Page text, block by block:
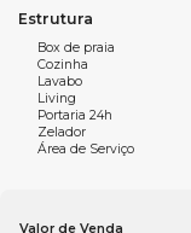
Piscina;
Sauna;
Spa;
Estrutura
Box de praia
Cozinha
Lavabo
Living
Portaria 24h
Zelador
Área de Serviço
Valor de Venda